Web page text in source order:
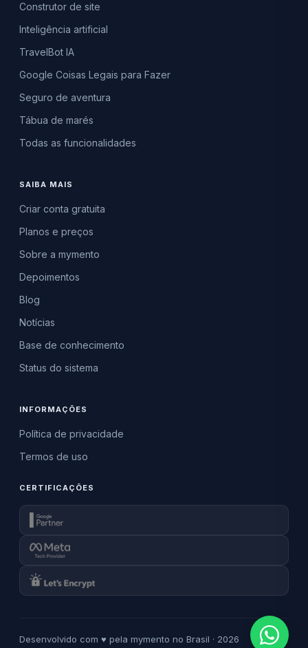
Construtor de site
Inteligência artificial
TravelBot IA
Google Coisas Legais para Fazer
Seguro de aventura
Tábua de marés
Todas as funcionalidades
SAIBA MAIS
Criar conta gratuita
Planos e preços
Sobre a mymento
Depoimentos
Blog
Notícias
Base de conhecimento
Status do sistema
INFORMAÇÕES
Política de privacidade
Termos de uso
CERTIFICAÇÕES
Desenvolvido com ♥ pela mymento no Brasil · 2026